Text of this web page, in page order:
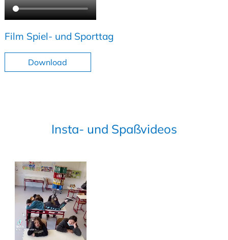
Film Spiel- und Sporttag
Download
Insta- und Spaßvideos